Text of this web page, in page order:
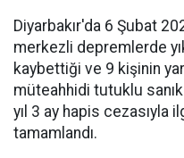
Diyarbakır'da 6 Şubat
merkezli depremlerde
kaybettiği ve 9 kişinin
müteahhidi tutuklu
yıl 3 ay hapis cezasıyla
tamamlandı.